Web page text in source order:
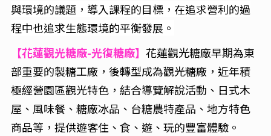
與環境的議題，導入課程的目標，在追求營利的過
程中也追求生態環境的平衡發展 。
【花蓮觀光糖廠-光復糖廠】 花蓮觀光糖廠早期為東
部重要的製糖工廠，後轉型成為觀光糖廠，近年積
極經營園區觀光特色，結合導覽解說活動、日式木
屋、風味餐、糖廠冰品、台糖農特產品、地方特色
商品等，提供遊客住、食、遊、玩的豐富體驗。